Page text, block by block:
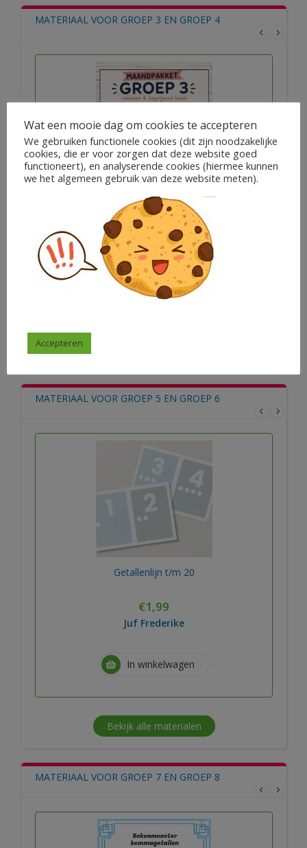
MATERIAAL VOOR GROEP 3 EN GROEP 4
MAANDPAKKET groep 3 –...
€17,95
Alexandra Wit
In winkelwagen
MATERIAAL VOOR GROEP 5 EN GROEP 6
Getallenlijn t/m 20
€1,99
Juf Frederike
In winkelwagen
Bekijk alle materialen
MATERIAAL VOOR GROEP 7 EN GROEP 8
Wat een mooie dag om cookies te accepteren
We gebruiken functionele cookies (dit zijn noodzakelijke
cookies, die er voor zorgen dat deze website goed
functioneert), en analyserende cookies (hiermee kunnen
we het algemeen gebruik van deze website meten).
Accepteren